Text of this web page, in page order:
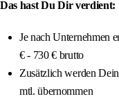
Das hast Du Dir verdient:
Je nach Unternehmen
€ - 730 € brutto
Zusätzlich werden
mtl. übernommen